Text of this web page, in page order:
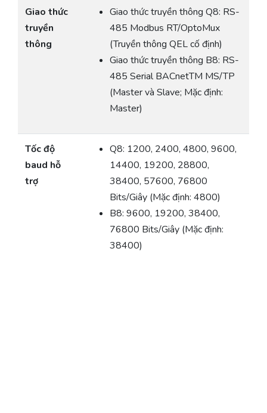
Giao thức
truyền
thông
Giao thức truyền thông Q8: RS-
485 Modbus RT/OptoMux
(Truyền thông QEL cố định)
Giao thức truyền thông B8: RS-
485 Serial BACnetTM MS/TP
(Master và Slave; Mặc định:
Master)
Tốc độ
baud hỗ
trợ
Q8: 1200, 2400, 4800, 9600,
14400, 19200, 28800,
38400, 57600, 76800
Bits/Giây (Mặc định: 4800)
B8: 9600, 19200, 38400,
76800 Bits/Giây (Mặc định:
38400)